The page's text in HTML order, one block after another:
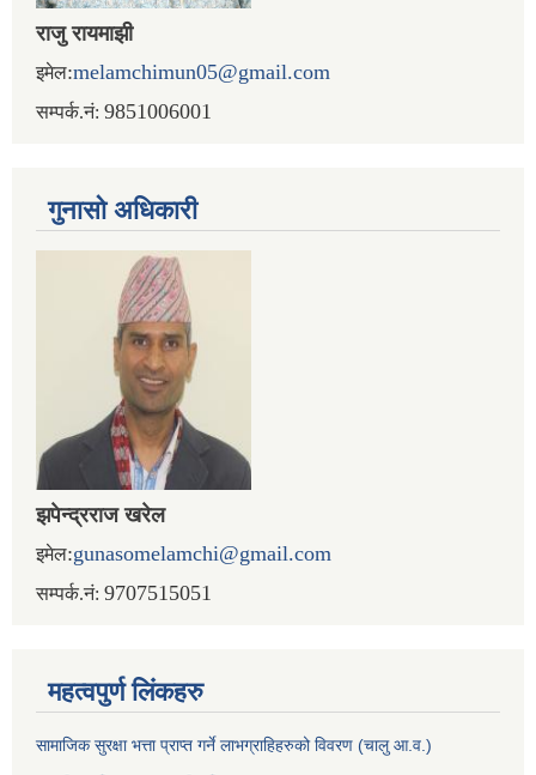
राजु रायमाझी
इमेल:melamchimun05@gmail.com
सम्पर्क.नं: 9851006001
गुनासो अधिकारी
झपेन्द्रराज खरेल
इमेल:gunasomelamchi@gmail.com
सम्पर्क.नं: 9707515051
महत्वपुर्ण लिंकहरु
सामाजिक सुरक्षा भत्ता प्राप्त गर्ने लाभग्राहिहरुको विवरण (चालु आ.व.)